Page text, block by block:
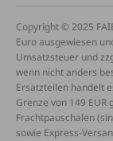
Copyright © 2025
Euro ausgewiesen
Umsatzsteuer und
wenn nicht anders
Ersatzteilen handelt
Grenze von 149
Frachtpauschalen
sowie Express-